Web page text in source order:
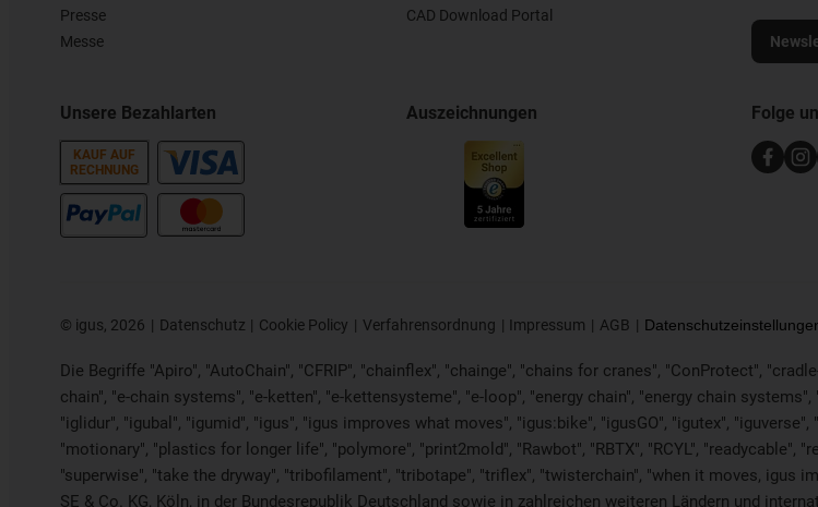
Presse
Messe
Unsere Bezahlarten
KAUF AUF
RECHNUNG
CAD Download Portal
Auszeichnungen Folge
© igus, 2026 Datenschutz Cookie Policy Verfahrensordnung Impressum AGB
Die Begriffe "Apiro", "AutoChain", "CFRIP", "chainflex", "chainge", "chains for cranes", "ConProtect",
chain", "e-chain systems", "e-ketten", "e-kettensysteme", "e-loop", "energy chain", "energy chain
"iglidur", "igubal", "igumid", "igus", "igus improves what moves", "igus:bike", "igusGO", "igutex",
"motionary", "plastics for longer life", "polymore", "print2mold", "Rawbot", "RBTX", "RCYL", "readycable",
"superwise", "take the dryway", "tribofilament", "tribotape", "triflex", "twisterchain", "when it moves, igus
SE & Co. KG, Köln, in der Bundesrepublik Deutschland sowie in zahlreichen weiteren Ländern und